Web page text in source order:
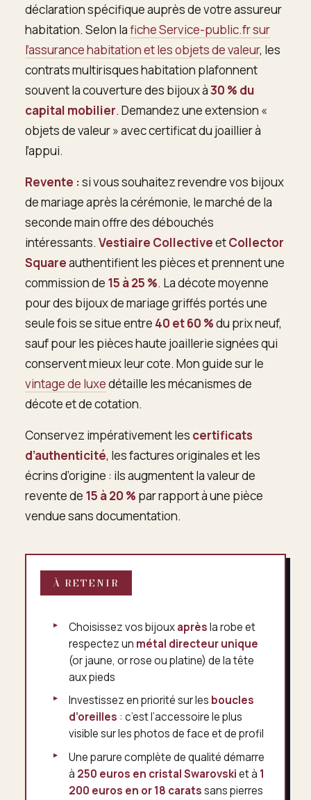
déclaration spécifique auprès de votre assureur
habitation. Selon lafiche Service-public.fr sur
l’assurance habitation et les objets de valeur, les
contrats multirisques habitation plafonnent
souvent la couverture des bijoux à30 % du
capital mobilier. Demandez une extension «
objets de valeur » avec certificat du joaillier à
l’appui.
Revente :si vous souhaitez revendre vos bijoux
de mariage après la cérémonie, le marché de la
seconde main offre des débouchés
intéressants. Vestiaire CollectiveetCollector
Squareauthentifient les pièces et prennent une
commission de 15 à 25 %. La décote moyenne
pour des bijoux de mariage griffés portés une
seule fois se situe entre 40 et 60 %du prix neuf,
sauf pour les pièces haute joaillerie signées qui
conservent mieux leur cote. Mon guide sur le
vintage de luxedétaille les mécanismes de
décote et de cotation.
Conservez impérativement les certificats
d’authenticité, les factures originales et les
écrins d’origine : ils augmentent la valeur de
revente de 15 à 20 % par rapport à une pièce
vendue sans documentation.
À RETENIR
Choisissez vos bijouxaprèsla robe et
respectez un métal directeur unique
(or jaune, or rose ou platine) de la tête
aux pieds
Investissez en priorité sur les boucles
d’oreilles : c’est l’accessoire le plus
visible sur les photos de face et de profil
Une parure complète de qualité démarre
à 250 euros en cristal Swarovskiet à 1
200 euros en or 18 caratssans pierres